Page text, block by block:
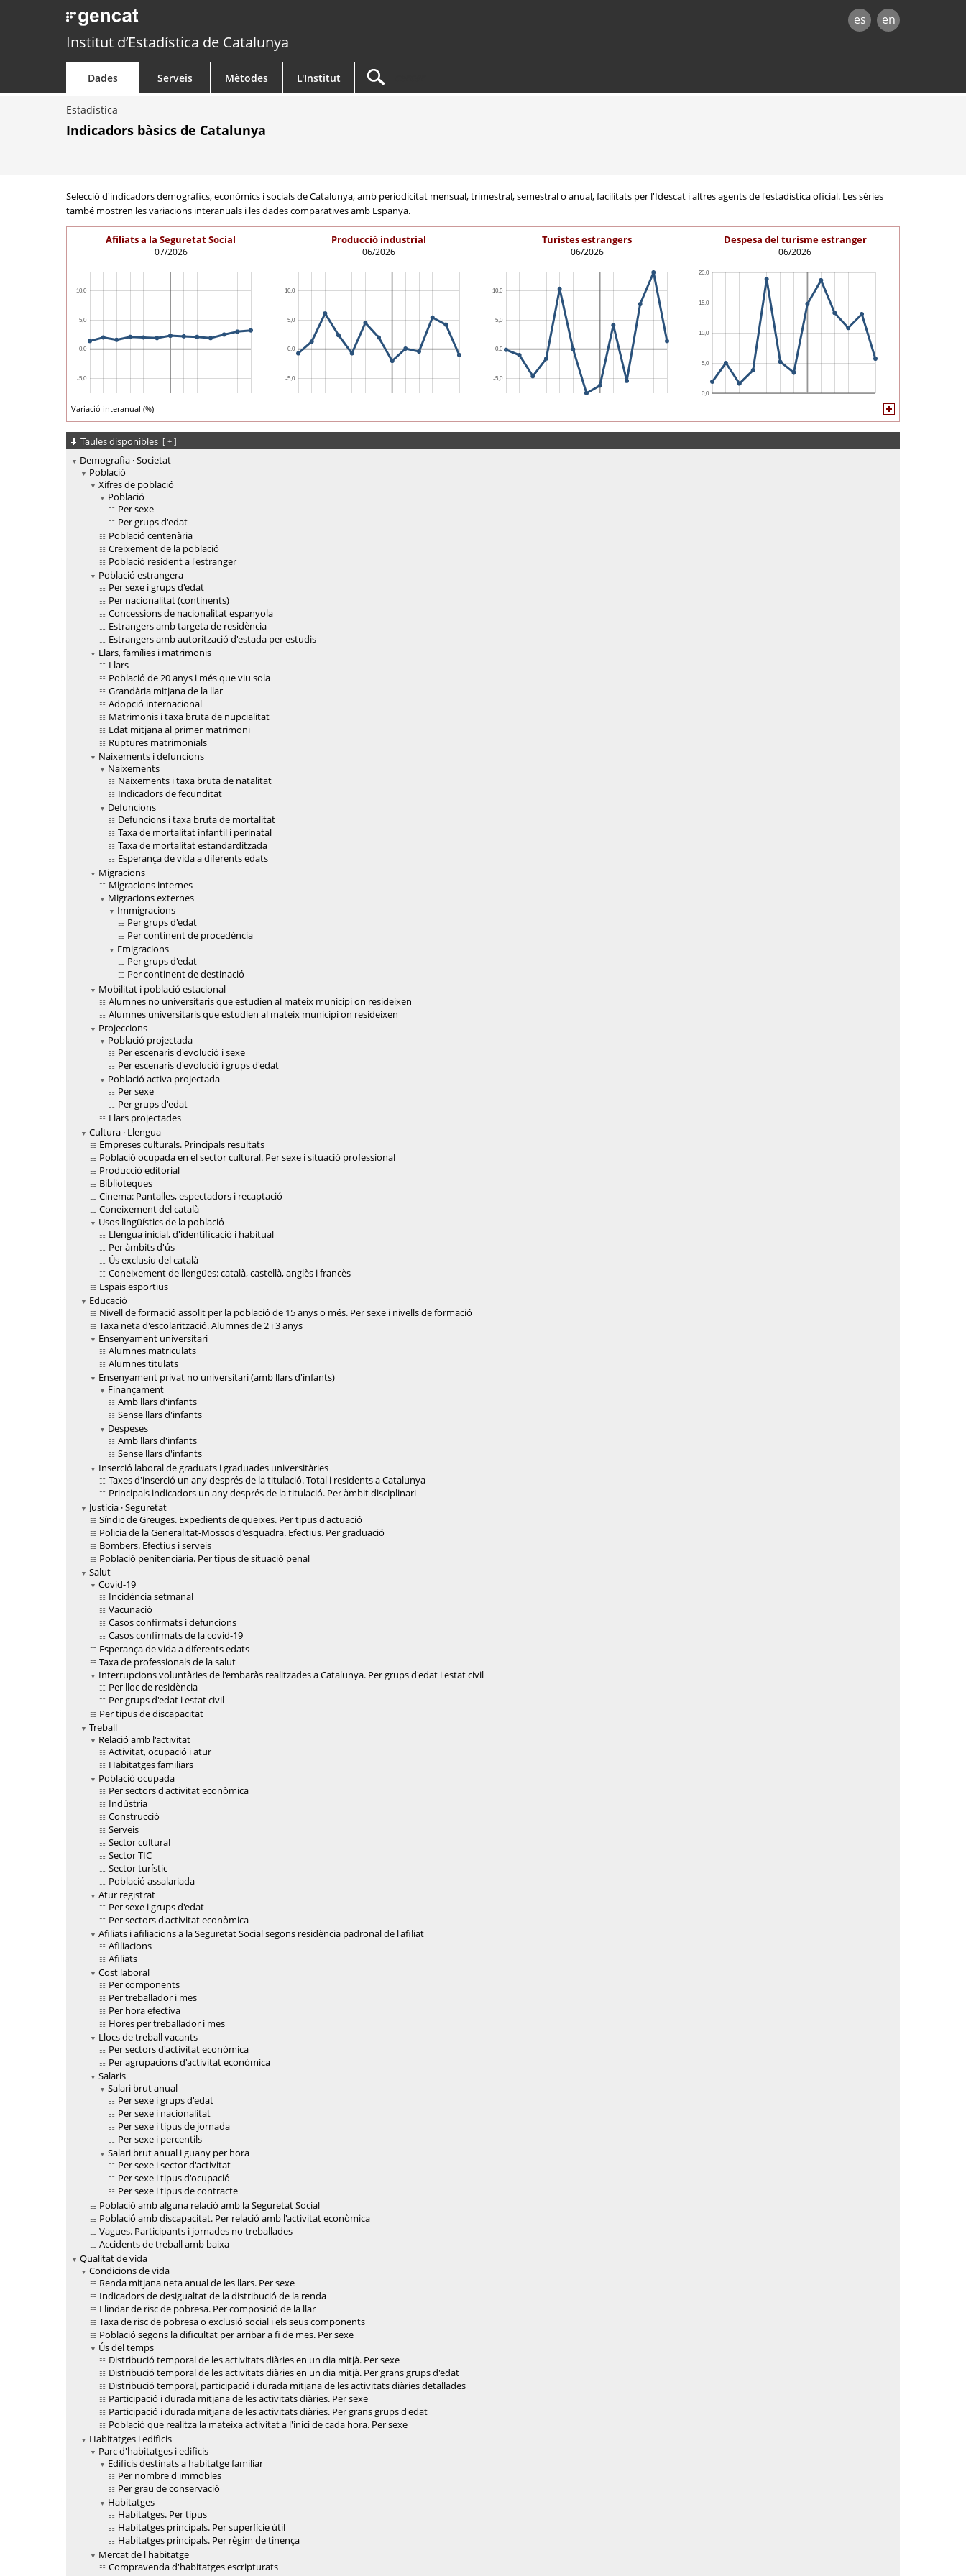
es en
Institut d’Estadística de Catalunya
Dades Serveis Mètodes L'Institut
Estadística
Indicadors bàsics de Catalunya
Selecció d'indicadors demogràfics, econòmics i socials de Catalunya, amb periodicitat mensual, trimestral, semestral o anual, facilitats per l'Idescat i altres agents de l'estadística oficial. Les sèries
també mostren les variacions interanuals i les dades comparatives amb Espanya.
Afiliats a la Seguretat Social
07/2026
Producció industrial
06/2026
Turistes estrangers
06/2026
Despesa del turisme estranger
06/2026
Variació interanual (%)
Taules disponibles [ + ]
Demografia · Societat
Població
Xifres de població
Població
Per sexe
Per grups d'edat
Població centenària
Creixement de la població
Població resident a l'estranger
Població estrangera
Per sexe i grups d'edat
Per nacionalitat (continents)
Concessions de nacionalitat espanyola
Estrangers amb targeta de residència
Estrangers amb autorització d'estada per estudis
Llars, famílies i matrimonis
Llars
Població de 20 anys i més que viu sola
Grandària mitjana de la llar
Adopció internacional
Matrimonis i taxa bruta de nupcialitat
Edat mitjana al primer matrimoni
Ruptures matrimonials
Naixements i defuncions
Naixements
Naixements i taxa bruta de natalitat
Indicadors de fecunditat
Defuncions
Defuncions i taxa bruta de mortalitat
Taxa de mortalitat infantil i perinatal
Taxa de mortalitat estandarditzada
Esperança de vida a diferents edats
Migracions
Migracions internes
Migracions externes
Immigracions
Per grups d'edat
Per continent de procedència
Emigracions
Per grups d'edat
Per continent de destinació
Mobilitat i població estacional
Alumnes no universitaris que estudien al mateix municipi on resideixen
Alumnes universitaris que estudien al mateix municipi on resideixen
Projeccions
Població projectada
Per escenaris d'evolució i sexe
Per escenaris d'evolució i grups d'edat
Població activa projectada
Per sexe
Per grups d'edat
Llars projectades
Cultura · Llengua
Empreses culturals. Principals resultats
Població ocupada en el sector cultural. Per sexe i situació professional
Producció editorial
Biblioteques
Cinema: Pantalles, espectadors i recaptació
Coneixement del català
Usos lingüístics de la població
Llengua inicial, d'identificació i habitual
Per àmbits d'ús
Ús exclusiu del català
Coneixement de llengües: català, castellà, anglès i francès
Espais esportius
Educació
Nivell de formació assolit per la població de 15 anys o més. Per sexe i nivells de formació
Taxa neta d'escolarització. Alumnes de 2 i 3 anys
Ensenyament universitari
Alumnes matriculats
Alumnes titulats
Ensenyament privat no universitari (amb llars d'infants)
Finançament
Amb llars d'infants
Sense llars d'infants
Despeses
Amb llars d'infants
Sense llars d'infants
Inserció laboral de graduats i graduades universitàries
Taxes d'inserció un any després de la titulació. Total i residents a Catalunya
Principals indicadors un any després de la titulació. Per àmbit disciplinari
Justícia · Seguretat
Síndic de Greuges. Expedients de queixes. Per tipus d'actuació
Policia de la Generalitat-Mossos d'esquadra. Efectius. Per graduació
Bombers. Efectius i serveis
Població penitenciària. Per tipus de situació penal
Salut
Covid-19
Incidència setmanal
Vacunació
Casos confirmats i defuncions
Casos confirmats de la covid-19
Esperança de vida a diferents edats
Taxa de professionals de la salut
Interrupcions voluntàries de l'embaràs realitzades a Catalunya. Per grups d'edat i estat civil
Per lloc de residència
Per grups d'edat i estat civil
Per tipus de discapacitat
Treball
Relació amb l'activitat
Activitat, ocupació i atur
Habitatges familiars
Població ocupada
Per sectors d'activitat econòmica
Indústria
Construcció
Serveis
Sector cultural
Sector TIC
Sector turístic
Població assalariada
Atur registrat
Per sexe i grups d'edat
Per sectors d'activitat econòmica
Afiliats i afiliacions a la Seguretat Social segons residència padronal de l'afiliat
Afiliacions
Afiliats
Cost laboral
Per components
Per treballador i mes
Per hora efectiva
Hores per treballador i mes
Llocs de treball vacants
Per sectors d'activitat econòmica
Per agrupacions d'activitat econòmica
Salaris
Salari brut anual
Per sexe i grups d'edat
Per sexe i nacionalitat
Per sexe i tipus de jornada
Per sexe i percentils
Salari brut anual i guany per hora
Per sexe i sector d'activitat
Per sexe i tipus d'ocupació
Per sexe i tipus de contracte
Població amb alguna relació amb la Seguretat Social
Població amb discapacitat. Per relació amb l'activitat econòmica
Vagues. Participants i jornades no treballades
Accidents de treball amb baixa
Qualitat de vida
Condicions de vida
Renda mitjana neta anual de les llars. Per sexe
Indicadors de desigualtat de la distribució de la renda
Llindar de risc de pobresa. Per composició de la llar
Taxa de risc de pobresa o exclusió social i els seus components
Població segons la dificultat per arribar a fi de mes. Per sexe
Ús del temps
Distribució temporal de les activitats diàries en un dia mitjà. Per sexe
Distribució temporal de les activitats diàries en un dia mitjà. Per grans grups d'edat
Distribució temporal, participació i durada mitjana de les activitats diàries detallades
Participació i durada mitjana de les activitats diàries. Per sexe
Participació i durada mitjana de les activitats diàries. Per grans grups d'edat
Població que realitza la mateixa activitat a l'inici de cada hora. Per sexe
Habitatges i edificis
Parc d'habitatges i edificis
Edificis destinats a habitatge familiar
Per nombre d'immobles
Per grau de conservació
Habitatges
Habitatges. Per tipus
Habitatges principals. Per superfície útil
Habitatges principals. Per règim de tinença
Mercat de l'habitatge
Compravenda d'habitatges escripturats